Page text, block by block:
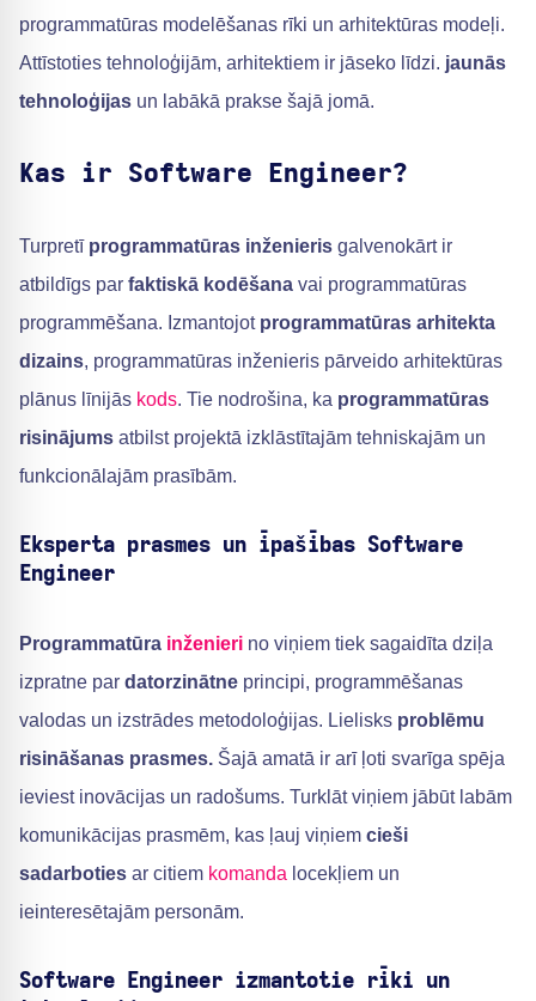
programmatūras modelēšanas rīki un arhitektūras modeļi.
Attīstoties tehnoloģijām, arhitektiem ir jāseko līdzi. jaunās
tehnoloģijas un labākā prakse šajā jomā.
Kas ir Software Engineer?
Turpretī programmatūras inženieris galvenokārt ir
atbildīgs par faktiskā kodēšana vai programmatūras
programmēšana. Izmantojot programmatūras arhitekta
dizains, programmatūras inženieris pārveido arhitektūras
plānus līnijās kods. Tie nodrošina, ka programmatūras
risinājums atbilst projektā izklāstītajām tehniskajām un
funkcionālajām prasībām.
Eksperta prasmes un īpašības Software
Engineer
Programmatūra inženieri no viņiem tiek sagaidīta dziļa
izpratne par datorzinātne principi, programmēšanas
valodas un izstrādes metodoloģijas. Lielisks problēmu
risināšanas prasmes. Šajā amatā ir arī ļoti svarīga spēja
ieviest inovācijas un radošums. Turklāt viņiem jābūt labām
komunikācijas prasmēm, kas ļauj viņiem cieši
sadarboties ar citiem komanda locekļiem un
ieinteresētajām personām.
Software Engineer izmantotie rīki un